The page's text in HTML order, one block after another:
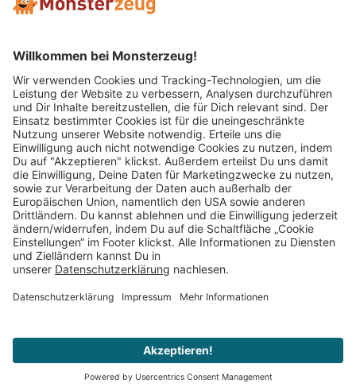
Mitglied im:
Impressum AGB Widerrufsbelehrung
Vertrag widerrufen
© 2008–2026 Monsterzeug. Alle Rechte vorbehalten.